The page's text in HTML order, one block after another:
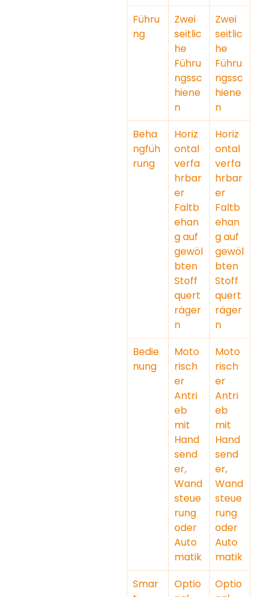
Führu
ng
Zwei
seitlic
he
Führu
ngssc
hiene
n
Zwei
seitlic
he
Führu
ngssc
hiene
n
Beha
ngfüh
rung
Horiz
ontal
verfa
hrbar
er
Faltb
ehan
g auf
gewöl
bten
Stoff
quert
räger
n
Horiz
ontal
verfa
hrbar
er
Faltb
ehan
g auf
gewöl
bten
Stoff
quert
räger
n
Bedie
nung
Moto
risch
er
Antri
eb
mit
Hand
send
er,
Wand
steue
rung
oder
Auto
matik
Moto
risch
er
Antri
eb
mit
Hand
send
er,
Wand
steue
rung
oder
Auto
matik
Smar
Optio
Optio